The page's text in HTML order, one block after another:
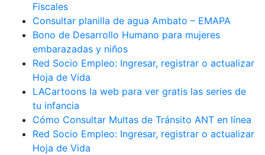
Fiscales
Consultar planilla de agua Ambato – EMAPA
Bono de Desarrollo Humano para mujeres
embarazadas y niños
Red Socio Empleo: Ingresar, registrar o actualizar
Hoja de Vida
LACartoons la web para ver gratis las series de
tu infancia
Cómo Consultar Multas de Tránsito ANT en línea
Red Socio Empleo: Ingresar, registrar o actualizar
Hoja de Vida